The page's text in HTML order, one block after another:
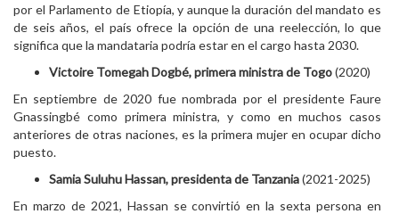
por el Parlamento de Etiopía, y aunque la duración del mandato es
de seis años, el país ofrece la opción de una reelección, lo que
significa que la mandataria podría estar en el cargo hasta 2030.
Victoire Tomegah Dogbé, primera ministra de Togo(2020)
En septiembre de 2020 fue nombrada por el presidente Faure
Gnassingbé como primera ministra, y como en muchos casos
anteriores de otras naciones, es la primera mujer en ocupar dicho
puesto.
Samia Suluhu Hassan, presidenta de Tanzania(2021-2025)
En marzo de 2021, Hassan se convirtió en la sexta persona en